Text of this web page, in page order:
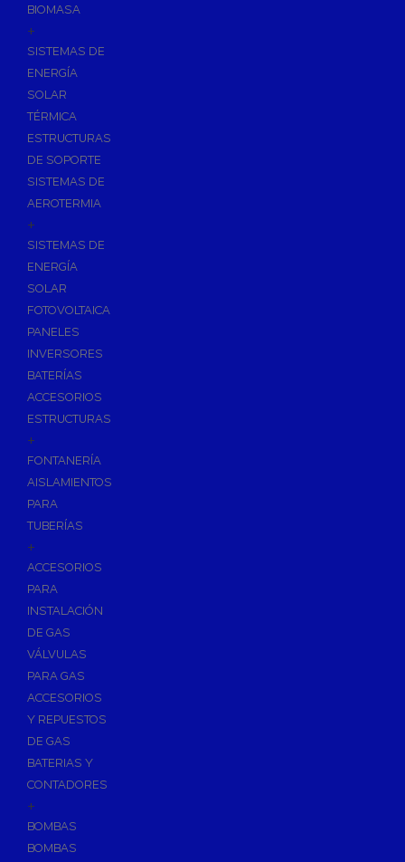
BIOMASA
+
SISTEMAS DE
ENERGÍA
SOLAR
TÉRMICA
ESTRUCTURAS
DE SOPORTE
SISTEMAS DE
AEROTERMIA
+
SISTEMAS DE
ENERGÍA
SOLAR
FOTOVOLTAICA
PANELES
INVERSORES
BATERÍAS
ACCESORIOS
ESTRUCTURAS
+
FONTANERÍA
AISLAMIENTOS
PARA
TUBERÍAS
+
ACCESORIOS
PARA
INSTALACIÓN
DE GAS
VÁLVULAS
PARA GAS
ACCESORIOS
Y REPUESTOS
DE GAS
BATERIAS Y
CONTADORES
+
BOMBAS
BOMBAS